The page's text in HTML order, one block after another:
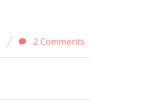
2 Comments